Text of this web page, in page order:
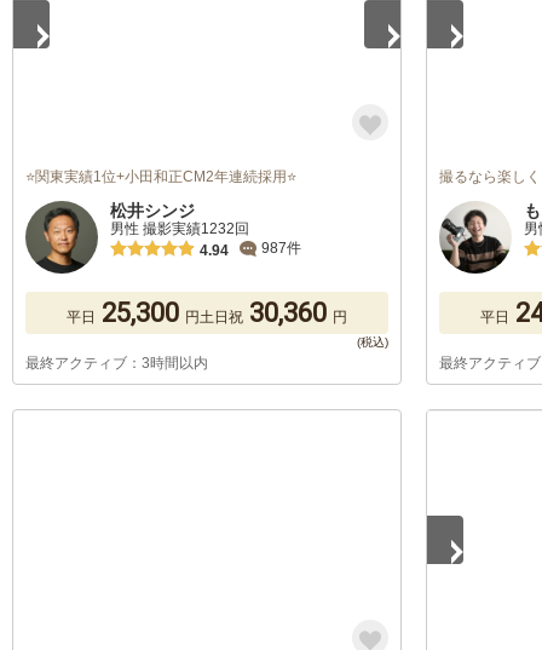
⭐関東実績1位+小田和正CM2年連続採用⭐
松井シンジ
男性 撮影実績1232回
4.94
987件
平日 25,300 円土日祝 30,360 円
最終アクティブ：3時間以内
撮るなら楽し
平日
最終アクティ